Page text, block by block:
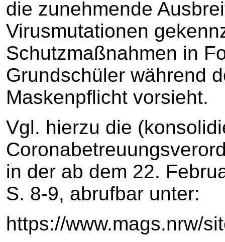
die zunehmende
Virusmutationen
Schutzmaßnahmen in
Grundschüler während
Maskenpflicht vorsieht.
Vgl. hierzu die
in der ab dem 22.
S. 8-9, abrufbar unter:
https://www.mags.nrw/